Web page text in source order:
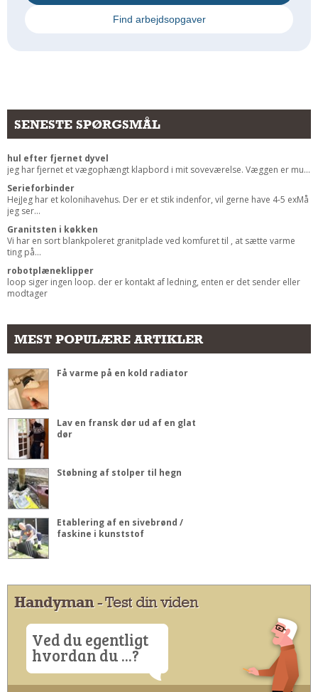
Belægning
Rengøring Af Overflader
Find arbejdsopgaver
SENESTE SPØRGSMÅL
hul efter fjernet dyvel
jeg har fjernet et vægophængt klapbord i mit soveværelse. Væggen er mu...
Serieforbinder
HejJeg har et kolonihavehus. Der er et stik indenfor, vil gerne have 4-5 exMå
jeg ser...
Granitsten i køkken
Vi har en sort blankpoleret granitplade ved komfuret til , at sætte varme
ting på...
robotplæneklipper
loop siger ingen loop. der er kontakt af ledning, enten er det sender eller
modtager
MEST POPULÆRE ARTIKLER
Få varme på en kold radiator
Lav en fransk dør ud af en glat
dør
Støbning af stolper til hegn
Etablering af en sivebrønd /
faskine i kunststof
Handyman- Test din viden
Ved du egentligt
hvordan du ...?